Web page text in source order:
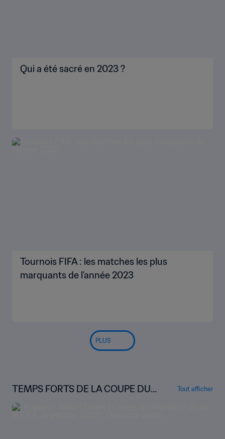
Qui a été sacré en 2023 ?
Tournois FIFA : les matches les plus
marquants de l'année 2023
PLUS
TEMPS FORTS DE LA COUPE DU
MONDE U-20 DE LA FIFA, ARGENT
INE 2023™
Tout afficher